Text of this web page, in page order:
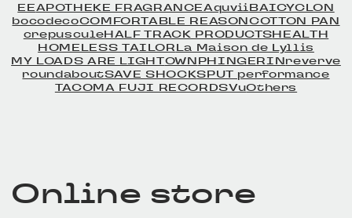
EEAPOTHEKE FRAGRANCEAquviiBAICYCLON
bocodecoCOMFORTABLE REASONCOTTON PAN
crepusculeHALF TRACK PRODUCTSHEALTH
HOMELESS TAILORLa Maison de Lyllis
MY LOADS ARE LIGHTOWNPHINGERINreverve
roundaboutSAVE SHOCKSPUT performance
TACOMA FUJI RECORDSVuOthers
Online store